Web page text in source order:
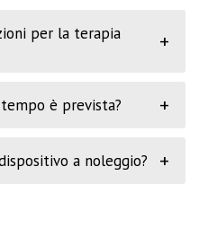
per la terapia
+
è prevista? +
a noleggio? +